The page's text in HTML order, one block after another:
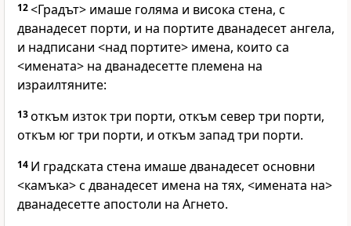
12<Градът> имаше голяма и висока стена, с
дванадесет порти, и на портите дванадесет ангела,
и надписани <над портите> имена, които са
<имената> на дванадесетте племена на
израилтяните:
13откъм изток три порти, откъм север три порти,
откъм юг три порти, и откъм запад три порти.
14 И градската стена имаше дванадесет основни
<камъка> с дванадесет имена на тях, <имената на>
дванадесетте апостоли на Агнето.